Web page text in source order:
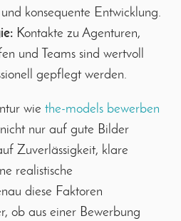
konsequente Entwicklung.
Kontakte zu Agenturen,
und Teams sind wertvoll
gepflegt werden.
wie the-models bewerben
nur auf gute Bilder
Zuverlässigkeit, klare
realistische
diese Faktoren
ob aus einer Bewerbung